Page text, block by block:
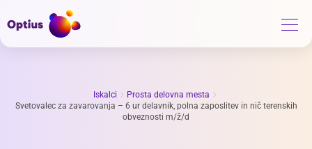
Iskalci
Prosta delovna mesta
Svetovalec za zavarovanja – 6 ur delavnik, polna zaposlitev in nič terenskih
obveznosti m/ž/d